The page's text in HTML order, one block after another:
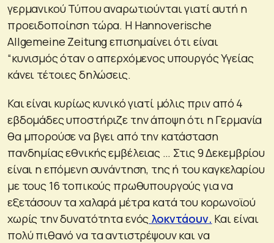
γερμανικού Τύπου αναρωτιούνται γιατί αυτή η
προειδοποίηση τώρα. Η Hannoverische
Allgemeine Zeitung επισημαίνει ότι είναι
“κυνισμός όταν ο απερχόμενος υπουργός Υγείας
κάνει τέτοιες δηλώσεις.
Και είναι κυρίως κυνικό γιατί μόλις πριν από 4
εβδομάδες υποστήριζε την άποψη ότι η Γερμανία
θα μπορούσε να βγει από την κατάσταση
πανδημίας εθνικής εμβέλειας … Στις 9 Δεκεμβρίου
είναι η επόμενη συνάντηση, της ή του καγκελαρίου
με τους 16 τοπικούς πρωθυπουργούς για να
εξετάσουν τα χαλαρά μέτρα κατά του κορωνοϊού
χωρίς την δυνατότητα ενός λοκντάουν. Και είναι
πολύ πιθανό να τα αντιστρέψουν και να